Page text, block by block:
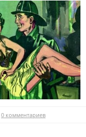
0 комментариев